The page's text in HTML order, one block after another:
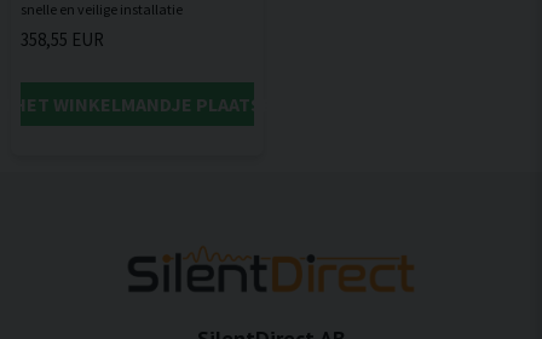
358,55 EUR
HET WINKELMANDJE PLAATSEN